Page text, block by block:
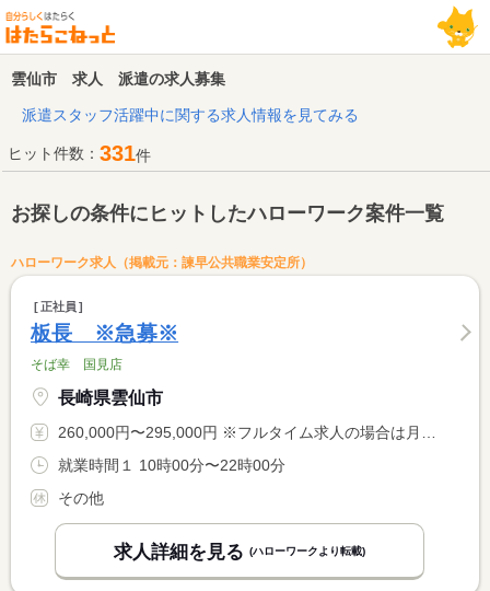
雲仙市 求人 派遣の求人募集
派遣スタッフ活躍中に関する求人情報を見てみる
ヒット件数： 331件
お探しの条件にヒットしたハローワーク案件一覧
ハローワーク求人（掲載元：諫早公共職業安定所）
正社員
板長 ※急募※
そば幸 国見店
長崎県雲仙市
260,000円〜295,000円 ※フルタイム求人の場合は月額（換算額）、パート求人の場合は時間額を表示しています。
就業時間１ 10時00分〜22時00分
その他
求人詳細を見る (ハローワークより転載)